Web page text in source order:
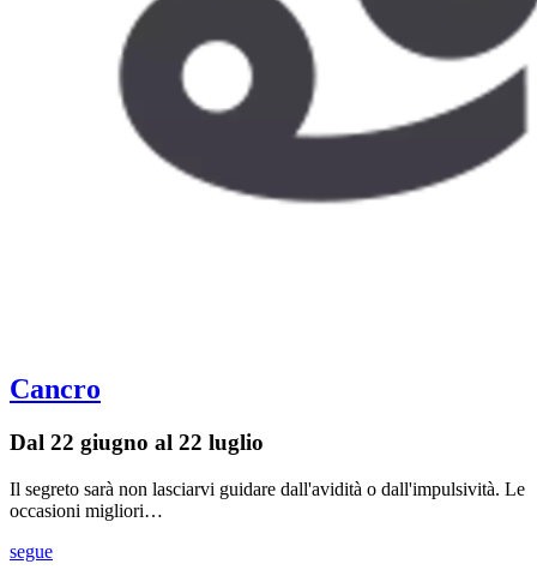
Cancro
Dal 22 giugno al 22 luglio
Il segreto sarà non lasciarvi guidare dall'avidità o dall'impulsività. Le
occasioni migliori…
segue